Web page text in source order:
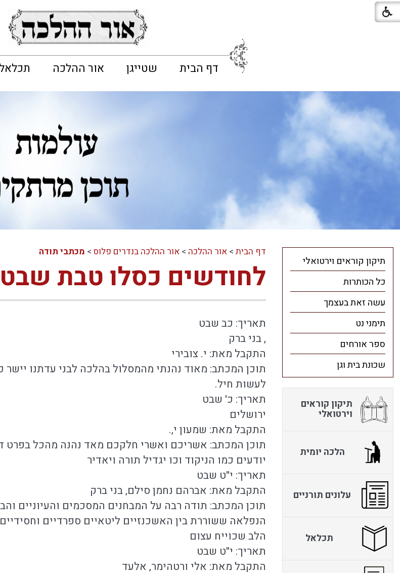
דף הבית שטייגן אור ההלכה תכלאל
דף הבית> אור ההלכה > אור ההלכה בנדרים פלוס> מכתבי תודה
לחודשים כסלו טבת
תאריך: כב שבט
, בני ברק
התקבל מאת: י. צובירי
תוכן המכתב: מאוד נהנתי מהמסלול בהלכה לבני עדתנו יישר
לעשות חיל.
תאריך: כ' שבט
ירושלים
התקבל מאת: שמעון י,.
תוכן המכתב: אשריכם ואשרי חלקכם מאד נהנה מהכל בפרט
יודעים כמו הניקוד וכו יגדיל תורה ויאדיר
תאריך: י"ט שבט
התקבל מאת: אברהם נחמן סילם, בני ברק
תוכן המכתב: תודה רבה על המבחנים המסכמים והעיוניים
הנפלאה ששוררת בין האשכנזיים ליטאיים ספרדיים
הלב שכוייח עצום
תאריך: י"ט שבט
התקבל מאת: אלי ורטהימר, אלעד
תיקון קוראים וירטואלי
כל הכותרות
עשה זאת בעצמך
תימני נט
ספר אורחים
שכונת בית וגן
תיקון קוראים
וירטואלי
הלכה יומית
עלונים תורניים
תכלאל